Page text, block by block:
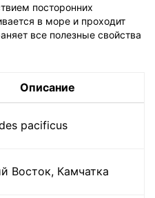
посторонних
в море и проходит
все полезные свойства
Описание
pacificus
Восток, Камчатка